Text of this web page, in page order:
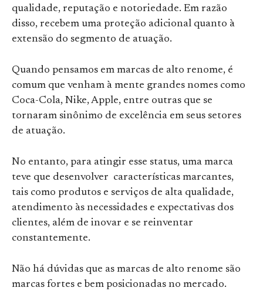
qualidade, reputação e notoriedade. Em razão
disso, recebem uma proteção adicional quanto à
extensão do segmento de atuação.
Quando pensamos em marcas de alto renome, é
comum que venham à mente grandes nomes como
Coca-Cola, Nike, Apple, entre outras que se
tornaram sinônimo de excelência em seus setores
de atuação.
No entanto, para atingir esse status, uma marca
teve que desenvolver características marcantes,
tais como produtos e serviços de alta qualidade,
atendimento às necessidades e expectativas dos
clientes, além de inovar e se reinventar
constantemente.
Não há dúvidas que as marcas de alto renome são
marcas fortes e bem posicionadas no mercado.